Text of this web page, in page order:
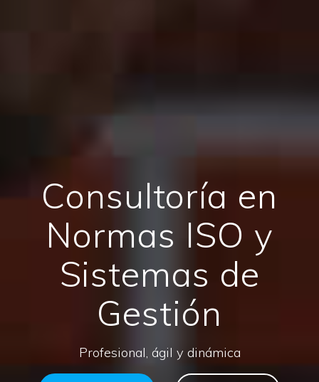
Consultoría en
Normas ISO y
Sistemas de
Gestión
Profesional, ágil y dinámica